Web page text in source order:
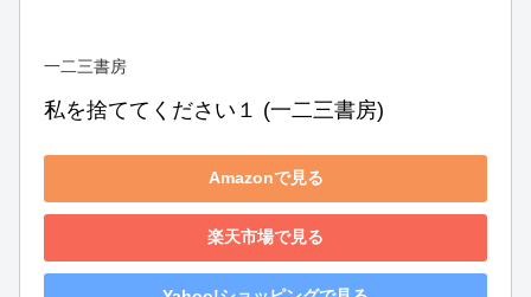
一二三書房
私を捨ててください１ (一二三書房)
Amazonで見る
楽天市場で見る